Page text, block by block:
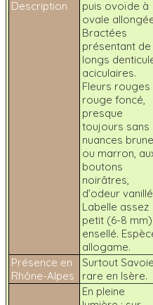
Description
puis ovoïde à
ovale
Bractées
présentant de
longs
aciculaires.
Fleurs rouges
rouge foncé,
presque
toujours sans
nuances brune
ou marron,
boutons
noirâtres,
d’odeur
Labelle assez
petit (6-8 mm)
ensellé.
allogame.
Présence en
Rhône-Alpes
Surtout
rare en Isère.
En pleine